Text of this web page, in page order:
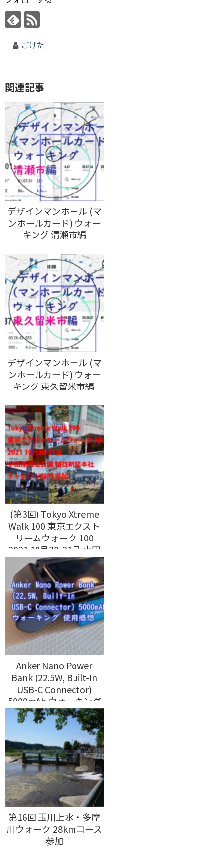
ごけた
関連記事
デザインマンホール (マ
ンホールカード) ウォー
キング 清瀬市編
デザインマンホール (マ
ンホールカード) ウォー
キング 東久留米市編
(第3回) Tokyo Xtreme
Walk 100 東京エクスト
リームウォーク 100
2021 10月30-31日 小田
原城址公園 朝日新聞本
社 チャレンジ部門 参加
Anker Nano Power
Bank (22.5W, Built-In
USB-C Connector)
5000mAh ウォーキング
使用感想
第16回 玉川上水・多摩
川ウォーク 28kmコース
参加